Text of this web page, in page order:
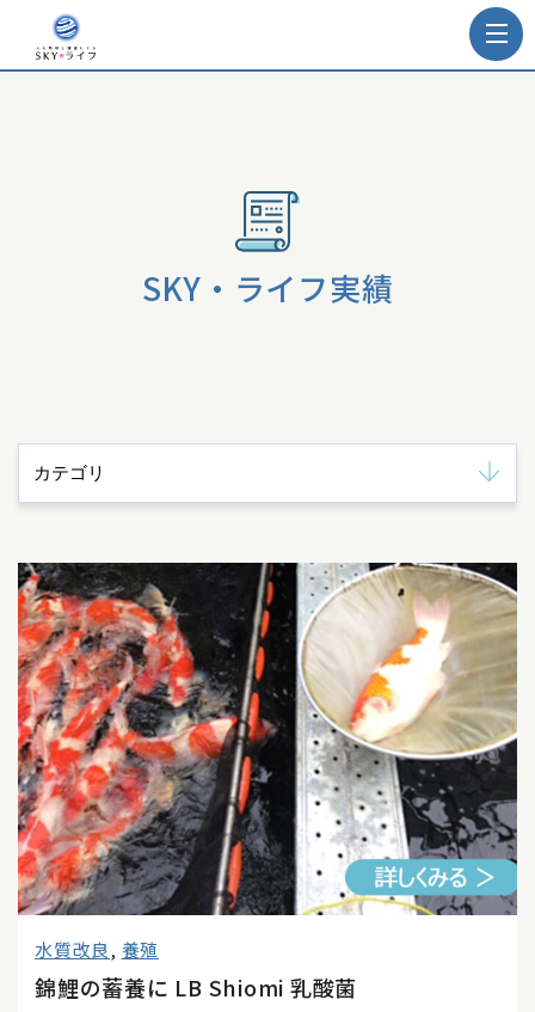
SKY・ライフ実績
水質改良, 養殖
錦鯉の蓄養に LB Shiomi 乳酸菌